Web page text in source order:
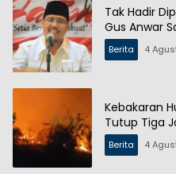
Tak Hadir
Gus Anwar
Berita 4
Kebakaran
Tutup Tiga
Berita 4